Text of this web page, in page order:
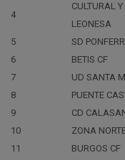
4
CULTURAL
LEONESA
5 SD
6
BETIS CF
7
UD SANTA
8
PUENTE
9
CD
10
ZONA
11
BURGOS CF